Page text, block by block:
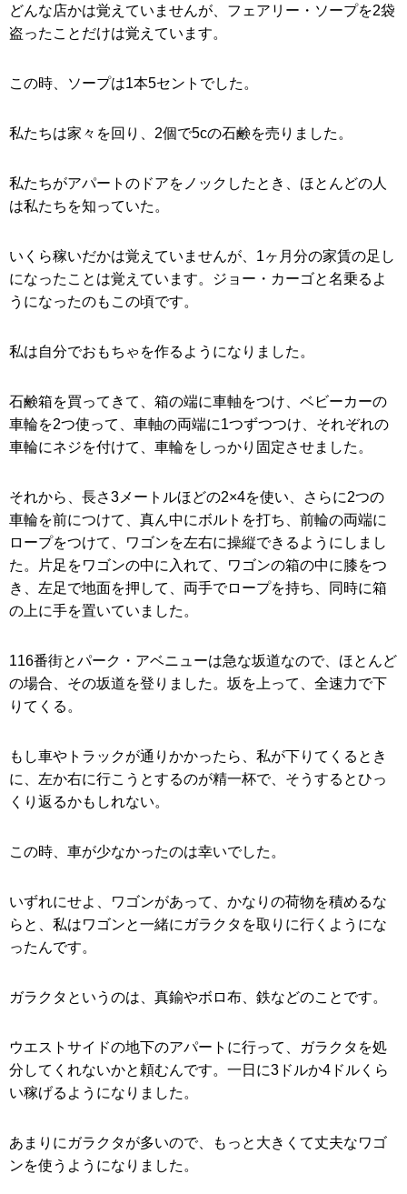
どんな店かは覚えていませんが、フェアリー・ソープを2袋
盗ったことだけは覚えています。
この時、ソープは1本5セントでした。
私たちは家々を回り、2個で5cの石鹸を売りました。
私たちがアパートのドアをノックしたとき、ほとんどの人
は私たちを知っていた。
いくら稼いだかは覚えていませんが、1ヶ月分の家賃の足し
になったことは覚えています。ジョー・カーゴと名乗るよ
うになったのもこの頃です。
私は自分でおもちゃを作るようになりました。
石鹸箱を買ってきて、箱の端に車軸をつけ、ベビーカーの
車輪を2つ使って、車軸の両端に1つずつつけ、それぞれの
車輪にネジを付けて、車輪をしっかり固定させました。
それから、長さ3メートルほどの2×4を使い、さらに2つの
車輪を前につけて、真ん中にボルトを打ち、前輪の両端に
ロープをつけて、ワゴンを左右に操縦できるようにしまし
た。片足をワゴンの中に入れて、ワゴンの箱の中に膝をつ
き、左足で地面を押して、両手でロープを持ち、同時に箱
の上に手を置いていました。
116番街とパーク・アベニューは急な坂道なので、ほとんど
の場合、その坂道を登りました。坂を上って、全速力で下
りてくる。
もし車やトラックが通りかかったら、私が下りてくるとき
に、左か右に行こうとするのが精一杯で、そうするとひっ
くり返るかもしれない。
この時、車が少なかったのは幸いでした。
いずれにせよ、ワゴンがあって、かなりの荷物を積めるな
らと、私はワゴンと一緒にガラクタを取りに行くようにな
ったんです。
ガラクタというのは、真鍮やボロ布、鉄などのことです。
ウエストサイドの地下のアパートに行って、ガラクタを処
分してくれないかと頼むんです。一日に3ドルか4ドルくら
い稼げるようになりました。
あまりにガラクタが多いので、もっと大きくて丈夫なワゴ
ンを使うようになりました。